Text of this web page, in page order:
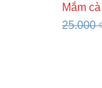
Mắm
25.000